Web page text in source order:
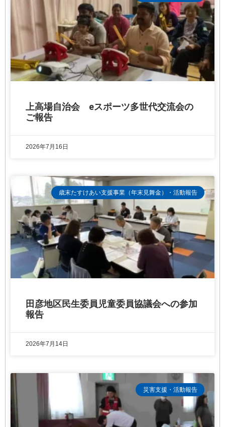
上高場自治会 eスポーツ多世代交流会の
ご報告
2026年7月16日
歳末たすけあい支援事業（年末見舞金）・活動報告
田彦地区民生委員児童委員協議会への参加
報告
2026年7月14日
災害支援・活動報告